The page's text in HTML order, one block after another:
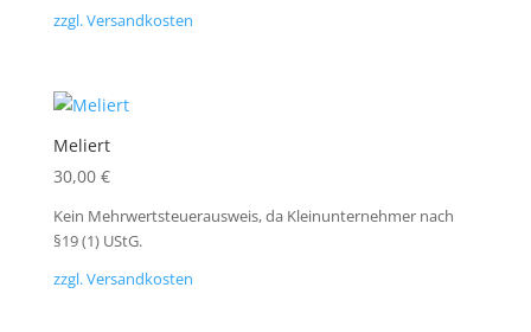
zzgl. Versandkosten
Meliert
30,00 €
Kein Mehrwertsteuerausweis, da Kleinunternehmer nach
§19 (1) UStG.
zzgl. Versandkosten